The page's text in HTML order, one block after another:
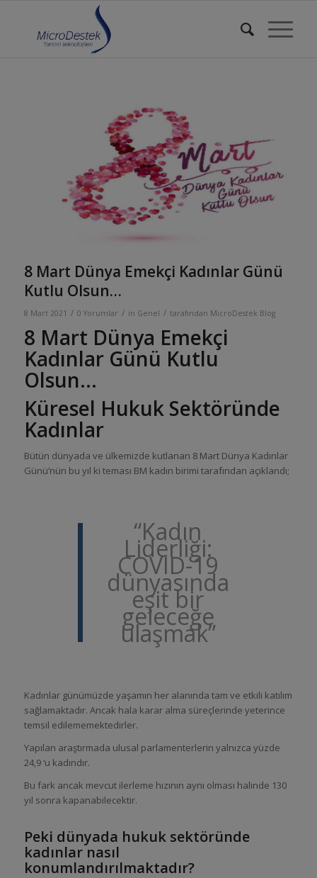
8 Mart Dünya Emekçi Kadınlar Günü
Kutlu Olsun…
8 Mart 2021 / 0 Yorumlar / in Genel / tarafından MicroDestek Blog
8 Mart Dünya Emekçi
Kadınlar Günü Kutlu
Olsun…
Küresel Hukuk Sektöründe
Kadınlar
Bütün dünyada ve ülkemizde kutlanan 8 Mart Dünya Kadınlar
Günü’nün bu yıl ki teması BM kadın birimi tarafından açıklandı;
“Kadın
Liderliği:
COVID-19
dünyasında
eşit bir
geleceğe
ulaşmak”
Kadınlar günümüzde yaşamın her alanında tam ve etkili katılım
sağlamaktadır. Ancak hala karar alma süreçlerinde yeterince
temsil edilememektedirler.
Yapılan araştırmada ulusal parlamenterlerin yalnızca yüzde
24,9 ‘u kadındır.
Bu fark ancak mevcut ilerleme hızının aynı olması halinde 130
yıl sonra kapanabilecektir.
Peki dünyada hukuk sektöründe
kadınlar nasıl
konumlandırılmaktadır?